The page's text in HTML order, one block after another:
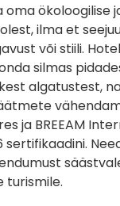
oma ökoloogilise
ilma et
või stiili.
silmas
algatustest,
ja BREEAM
sertifikaadini.
turismile.